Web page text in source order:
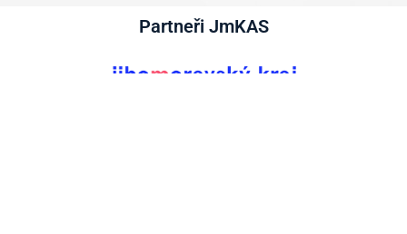
Partneři JmKAS